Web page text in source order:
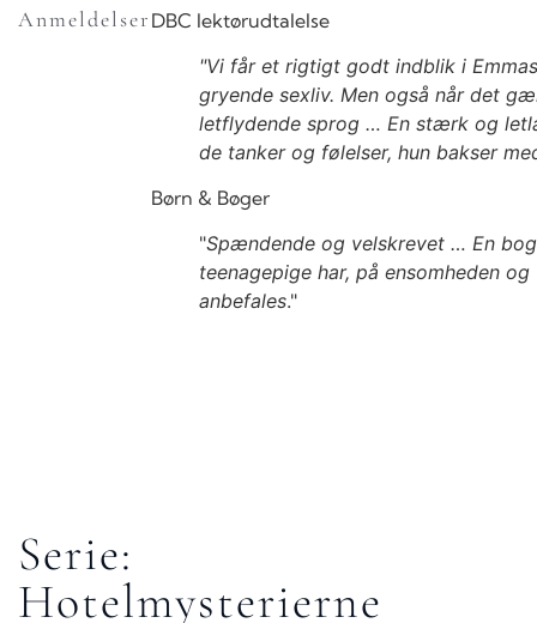
Anmeldelser DBC lektørudtalelse
"Vi får et rigtigt godt indblik i
gryende sexliv. Men også når det
letflydende sprog … En stærk og
de tanker og følelser, hun bakser
Børn & Bøger
"Spændende og velskrevet … En
teenagepige har, på ensomheden
anbefales."
Serie:
Hotelmysterierne